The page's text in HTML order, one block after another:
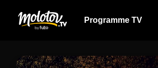
Programme TV